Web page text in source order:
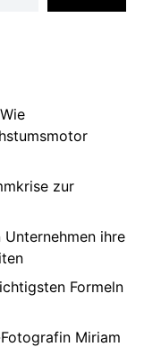
zur
ihre
Formeln
Miriam